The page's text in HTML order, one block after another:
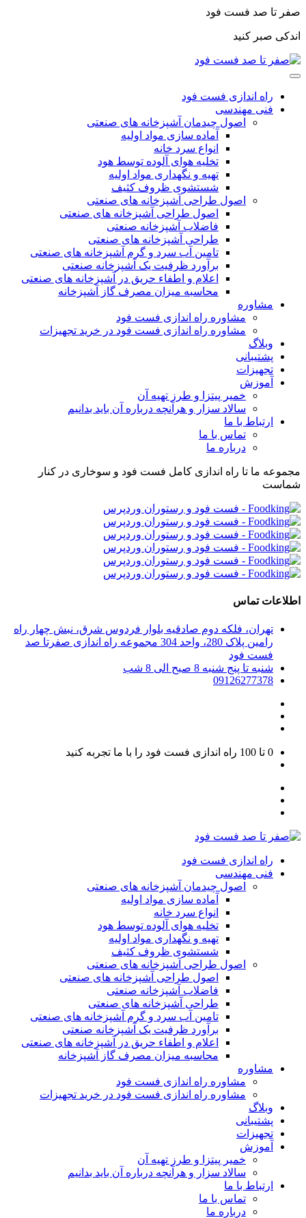
صفر تا صد فست فود
اندکی صبر کنید
راه اندازی فست فود
فنی مهندسی
اصول چیدمان آشپزخانه های صنعتی
آماده سازی مواد اولیه
انواع سرد خانه
تخلیه هوای آلوده توسط هود
تهیه و نگهداری مواد اولیه
شستشوی ظروف کثیف
اصول طراحی آشپزخانه های صنعتی
اصول طراحی آشپزخانه های صنعتی
فاضلاب آشپزخانه صنعتی
طراحی آشپزخانه های صنعتی
تامین آب سرد و گرم آشپزخانه های صنعتی
برآورد ظرفیت یک آشپزخانه صنعتی
اعلام و اطفاء حریق در آشپزخانه های صنعتی
محاسبه میزان مصرف گاز آشپزخانه
مشاوره
مشاوره راه اندازی فست فود
مشاوره راه اندازی فست فود در خرید تجهیزات
وبلاگ
پشتیبانی
تجهیزات
آموزش
خمیر پیتزا و طرز تهیه آن
سالاد سزار و هرآنچه درباره آن باید بدانیم
ارتباط با ما
تماس با ما
درباره ما
مجموعه ما تا راه اندازی کامل فست فود و سوخاری در کنار
شماست
اطلاعات تماس
تهران، فلکه دوم صادقیه بلوار فردوس شرق، نبش چهار راه
رامین پلاک 280، واحد 304 مجموعه راه اندازی صفرتا صد
فست فود
شنبه تا پنج شنبه 8 صبح الی 8 شب
09126277378
0 تا 100 راه اندازی فست فود را با ما تجربه کنید
راه اندازی فست فود
فنی مهندسی
اصول چیدمان آشپزخانه های صنعتی
آماده سازی مواد اولیه
انواع سرد خانه
تخلیه هوای آلوده توسط هود
تهیه و نگهداری مواد اولیه
شستشوی ظروف کثیف
اصول طراحی آشپزخانه های صنعتی
اصول طراحی آشپزخانه های صنعتی
فاضلاب آشپزخانه صنعتی
طراحی آشپزخانه های صنعتی
تامین آب سرد و گرم آشپزخانه های صنعتی
برآورد ظرفیت یک آشپزخانه صنعتی
اعلام و اطفاء حریق در آشپزخانه های صنعتی
محاسبه میزان مصرف گاز آشپزخانه
مشاوره
مشاوره راه اندازی فست فود
مشاوره راه اندازی فست فود در خرید تجهیزات
وبلاگ
پشتیبانی
تجهیزات
آموزش
خمیر پیتزا و طرز تهیه آن
سالاد سزار و هرآنچه درباره آن باید بدانیم
ارتباط با ما
تماس با ما
درباره ما